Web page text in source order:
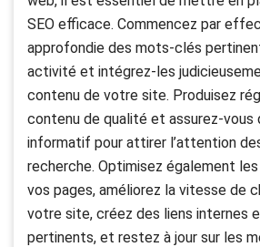
SEO efficace. Commencez par
approfondie des mots-clés
activité et intégrez-les
contenu de votre site. Produisez
contenu de qualité et assurez-vous
informatif pour attirer l’attention
recherche. Optimisez également
vos pages, améliorez la vitesse de
votre site, créez des liens internes
pertinents, et restez à jour sur les